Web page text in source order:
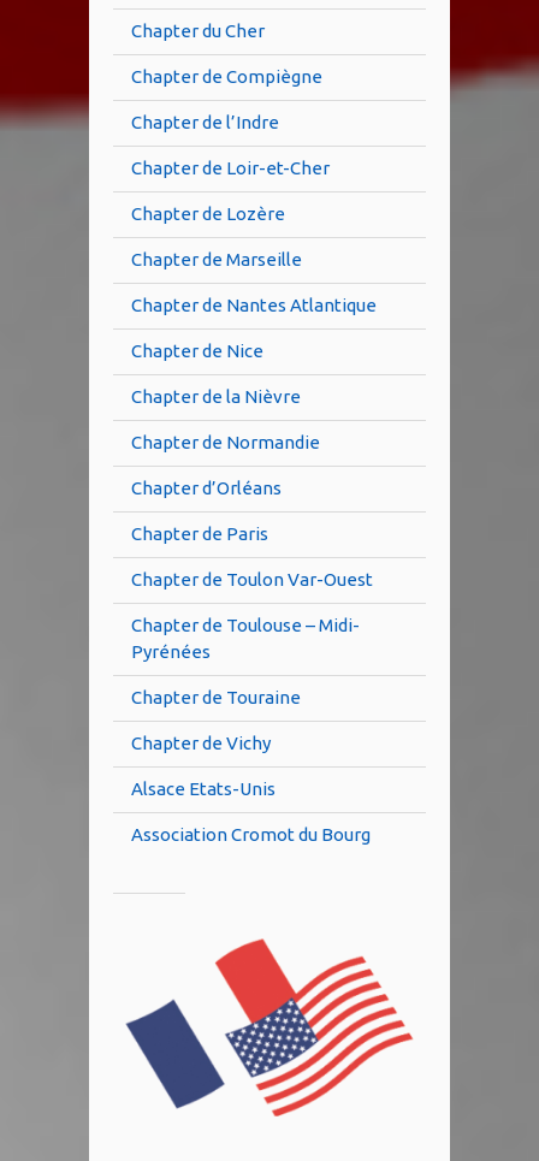
Chapter du Cher
Chapter de Compiègne
Chapter de l’Indre
Chapter de Loir-et-Cher
Chapter de Lozère
Chapter de Marseille
Chapter de Nantes Atlantique
Chapter de Nice
Chapter de la Nièvre
Chapter de Normandie
Chapter d’Orléans
Chapter de Paris
Chapter de Toulon Var-Ouest
Chapter de Toulouse – Midi-
Pyrénées
Chapter de Touraine
Chapter de Vichy
Alsace Etats-Unis
Association Cromot du Bourg